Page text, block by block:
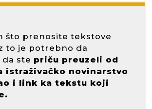
što prenosite tekstove
to je potrebno da
ste priču preuzeli od
istraživačko novinarstvo
i link ka tekstu koji